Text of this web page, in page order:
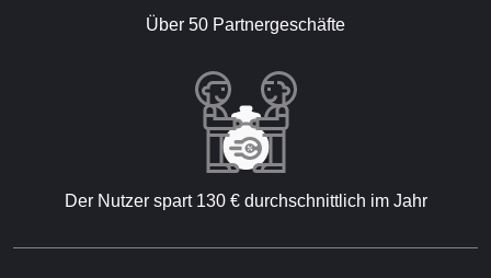
Über 50 Partnergeschäfte
Der Nutzer spart 130 € durchschnittlich im Jahr